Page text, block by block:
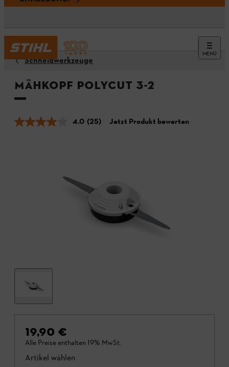
MENÜ
Schneidwerkzeuge
Mähkopf PolyCut 3-2
4.0 (25) Jetzt Produkt bewerten
19,90 €
Alle Preise enthalten 19% MwSt.
Artikel wählen